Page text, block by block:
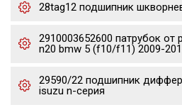
28tag12 подшипник
2910003652600 патрубок от
n20 bmw 5 (f10/f11) 2009-
29590/22 подшипник
isuzu n-серия